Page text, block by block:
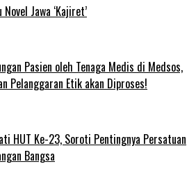
Jawa ‘Kajiret’
Pasien oleh Tenaga Medis di Medsos,
Pelanggaran Etik akan Diproses!
HUT Ke-23, Soroti Pentingnya Persatuan
Bangsa